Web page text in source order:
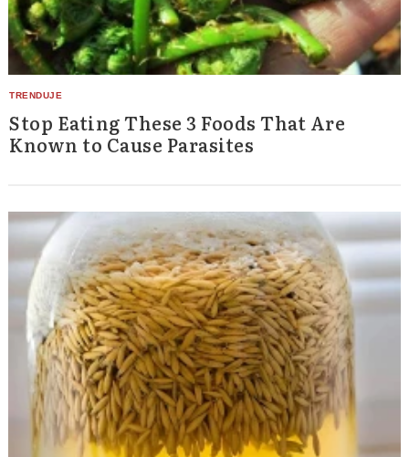
Stop Eating These 3 Foods That Are
Known to Cause Parasites